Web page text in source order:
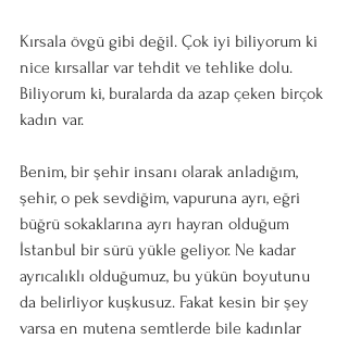
Kırsala övgü gibi değil. Çok iyi biliyorum ki
nice kırsallar var tehdit ve tehlike dolu.
Biliyorum ki, buralarda da azap çeken birçok
kadın var.
Benim, bir şehir insanı olarak anladığım,
şehir, o pek sevdiğim, vapuruna ayrı, eğri
büğrü sokaklarına ayrı hayran olduğum
İstanbul bir sürü yükle geliyor. Ne kadar
ayrıcalıklı olduğumuz, bu yükün boyutunu
da belirliyor kuşkusuz. Fakat kesin bir şey
varsa en mutena semtlerde bile kadınlar